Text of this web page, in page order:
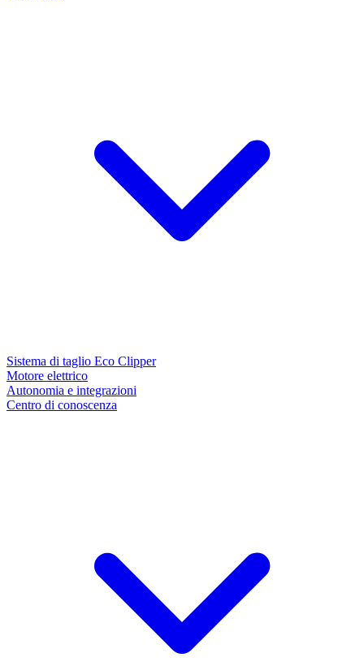
Sistema di taglio Eco Clipper
Motore elettrico
Autonomia e integrazioni
Centro di conoscenza